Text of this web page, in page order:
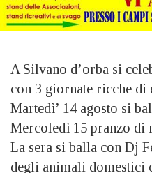
A Silvano d’orba si
con 3 giornate ricche di
Martedì’ 14 agosto si
Mercoledì 15 pranzo di
La sera si balla con Dj
degli animali domestici